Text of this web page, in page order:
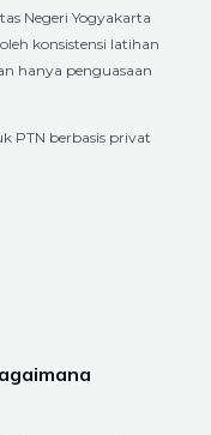
Negeri Yogyakarta
konsistensi latihan
hanya penguasaan
PTN berbasis privat